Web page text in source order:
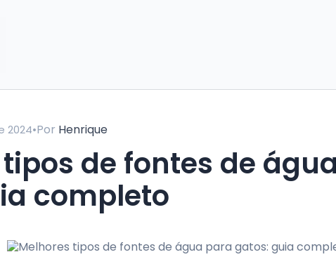
2024•Por Henrique
de fontes de
completo